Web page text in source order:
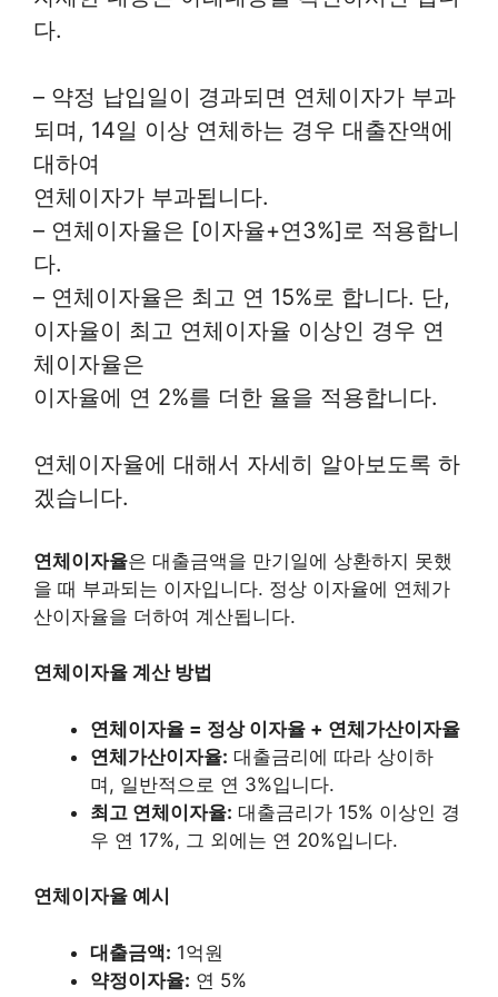
다.
– 약정 납입일이 경과되면 연체이자가 부과
되며, 14일 이상 연체하는 경우 대출잔액에
대하여
연체이자가 부과됩니다.
– 연체이자율은 [이자율+연3%]로 적용합니
다.
– 연체이자율은 최고 연 15%로 합니다. 단,
이자율이 최고 연체이자율 이상인 경우 연
체이자율은
이자율에 연 2%를 더한 율을 적용합니다.
연체이자율에 대해서 자세히 알아보도록 하
겠습니다.
연체이자율은 대출금액을 만기일에 상환하지 못했
을 때 부과되는 이자입니다. 정상 이자율에 연체가
산이자율을 더하여 계산됩니다.
연체이자율 계산 방법
연체이자율 = 정상 이자율 + 연체가산이자율
연체가산이자율: 대출금리에 따라 상이하
며, 일반적으로 연 3%입니다.
최고 연체이자율: 대출금리가 15% 이상인 경
우 연 17%, 그 외에는 연 20%입니다.
연체이자율 예시
대출금액: 1억원
약정이자율: 연 5%